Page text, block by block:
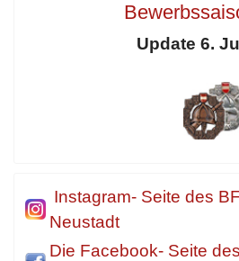
Update 6.
Instagram- Seite des
Neustadt
Die Facebook- Seite